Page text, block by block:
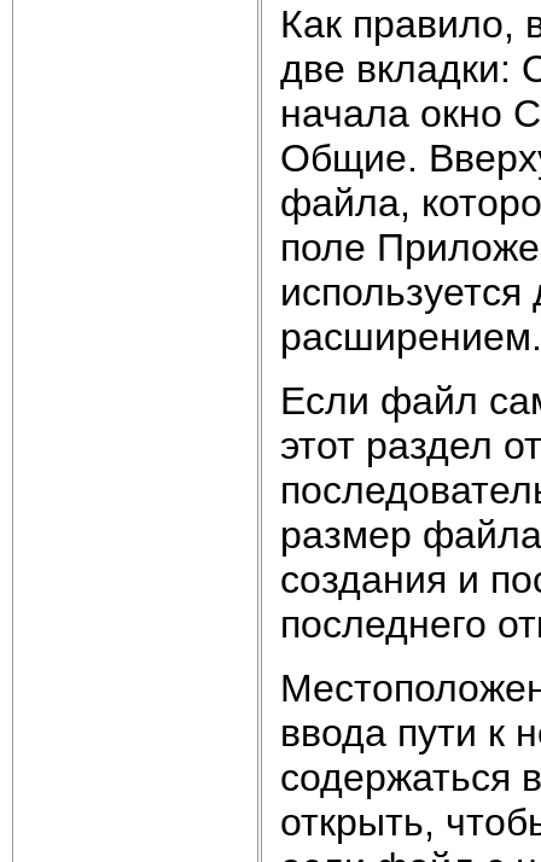
Как правило,
две вкладки:
начала окно
Общие.
файла,
поле
расширением.
Если файл
этот раздел
размер
создания и
последнего
ввода пути к
содержаться
открыть,